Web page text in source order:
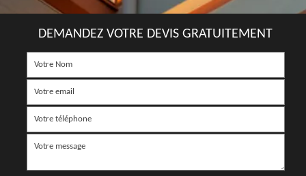
DEMANDEZ VOTRE DEVIS GRATUITEMENT